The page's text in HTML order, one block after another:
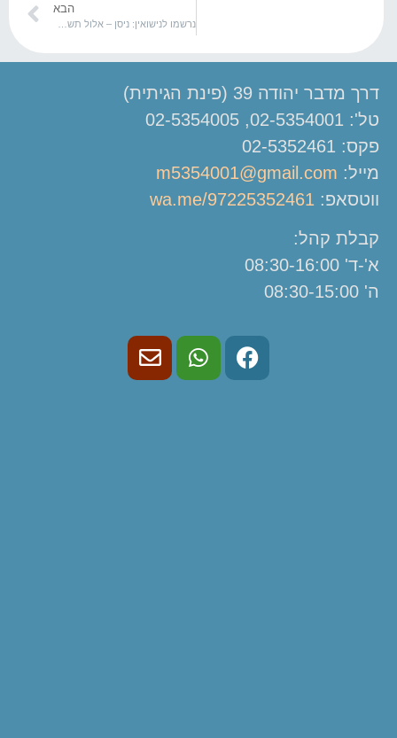
הבא
דרך מדבר יהודה 39 (פינת הגיתית)
טל': 02-5354001, 02-5354005
פקס: 02-5352461
מייל: m5354001@gmail.com
ווטסאפ: wa.me/97225352461
קבלת קהל:
א'-ד' 08:30-16:00
ה' 08:30-15:00